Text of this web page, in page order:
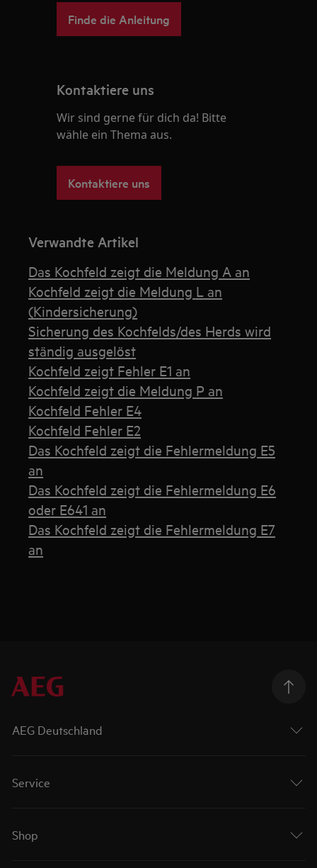
Finde die Anleitung
Kontaktiere uns
Wir sind gerne für dich da! Bitte
wähle ein Thema aus.
Kontaktiere uns
Verwandte Artikel
Das Kochfeld zeigt die Meldung A an
Kochfeld zeigt die Meldung L an
(Kindersicherung)
Sicherung des Kochfelds/des Herds wird
ständig ausgelöst
Kochfeld zeigt Fehler E1 an
Kochfeld zeigt die Meldung P an
Kochfeld Fehler E4
Kochfeld Fehler E2
Das Kochfeld zeigt die Fehlermeldung E5
an
Das Kochfeld zeigt die Fehlermeldung E6
oder E641 an
Das Kochfeld zeigt die Fehlermeldung E7
an
AEG Deutschland
Service
Shop